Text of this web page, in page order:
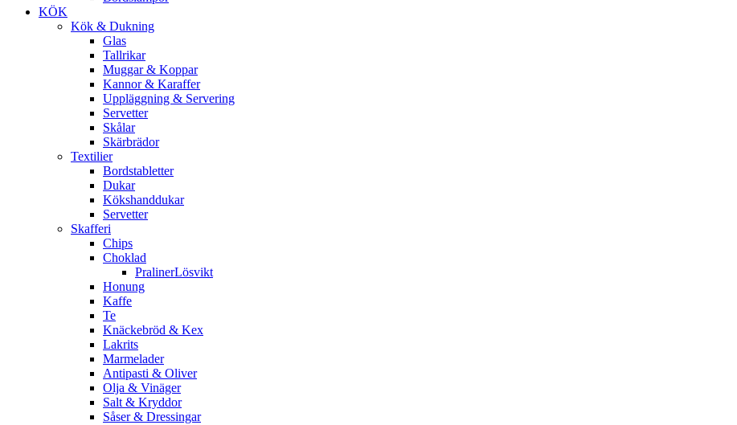
KÖK
Kök & Dukning
Glas
Tallrikar
Muggar & Koppar
Kannor & Karaffer
Uppläggning & Servering
Servetter
Skålar
Skärbrädor
Textilier
Bordstabletter
Dukar
Kökshanddukar
Servetter
Skafferi
Chips
Choklad
PralinerLösvikt
Honung
Kaffe
Te
Knäckebröd & Kex
Lakrits
Marmelader
Antipasti & Oliver
Olja & Vinäger
Salt & Kryddor
Såser & Dressingar